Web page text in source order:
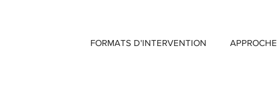
FORMATS D'INTERVENTION APPROCHE